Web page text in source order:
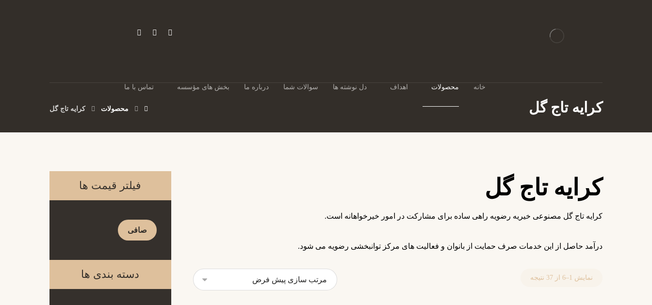
خانه محصولات اهداف دل نوشته ها سوالات شما درباره ما بخش های مؤسسه تماس با ما
کرایه تاج گل محصولات کرایه تاج گل
کرایه تاج گل
کرایه تاج گل مصنوعی خیریه رضویه راهی ساده برای مشارکت در امور خیرخواهانه است.
درآمد حاصل از این خدمات صرف حمایت از بانوان و فعالیت های مرکز توانبخشی رضویه می شود.
نمایش 1–6 از 37 نتیجه
فیلتر قیمت ها
صافی
دسته بندی ها